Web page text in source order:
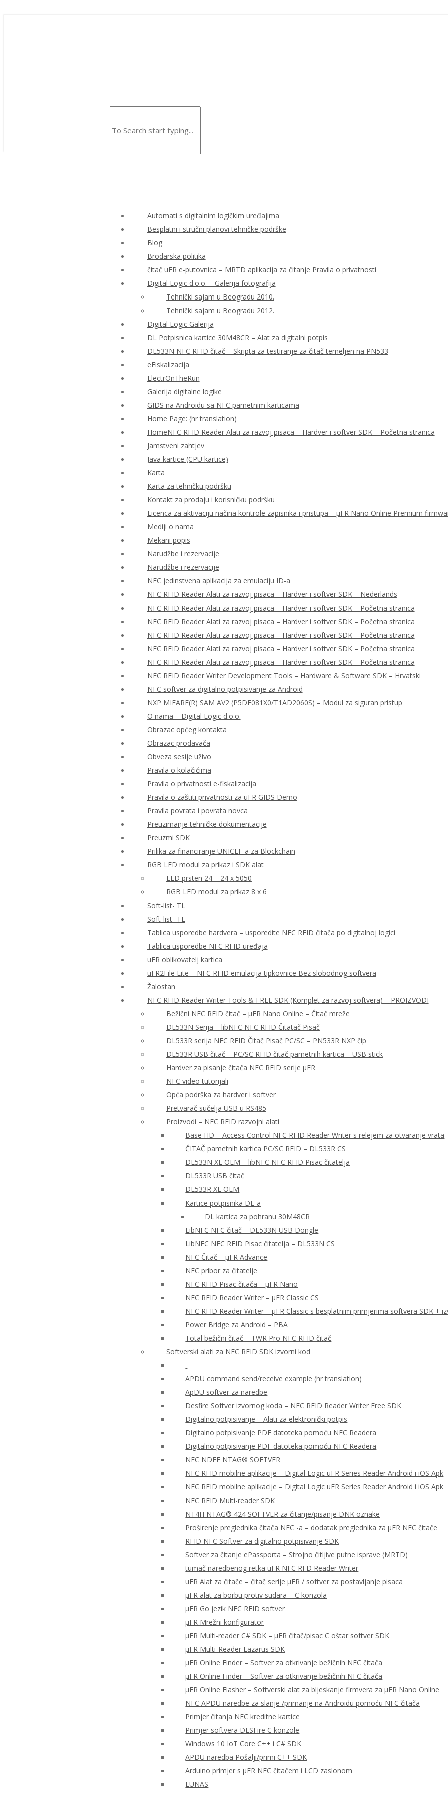
Automati s digitalnim logičkim uređajima
Besplatni i stručni planovi tehničke podrške
Blog
Brodarska politika
čitač uFR e-putovnica – MRTD aplikacija za čitanje Pravila o privatnosti
Digital Logic d.o.o. – Galerija fotografija
Tehnički sajam u Beogradu 2010.
Tehnički sajam u Beogradu 2012.
Digital Logic Galerija
DL Potpisnica kartice 30M48CR – Alat za digitalni potpis
DL533N NFC RFID čitač – Skripta za testiranje za čitač temeljen na PN533
eFiskalizacija
ElectrOnTheRun
Galerija digitalne logike
GIDS na Androidu sa NFC pametnim karticama
Home Page: (hr translation)
HomeNFC RFID Reader Alati za razvoj pisaca – Hardver i softver SDK – Početna stranica
Jamstveni zahtjev
Java kartice (CPU kartice)
Karta
Karta za tehničku podršku
Kontakt za prodaju i korisničku podršku
Licenca za aktivaciju načina kontrole zapisnika i pristupa – μFR Nano Online Premium
Mediji o nama
Mekani popis
Narudžbe i rezervacije
Narudžbe i rezervacije
NFC jedinstvena aplikacija za emulaciju ID-a
NFC RFID Reader Alati za razvoj pisaca – Hardver i softver SDK – Nederlands
NFC RFID Reader Alati za razvoj pisaca – Hardver i softver SDK – Početna stranica
NFC RFID Reader Alati za razvoj pisaca – Hardver i softver SDK – Početna stranica
NFC RFID Reader Alati za razvoj pisaca – Hardver i softver SDK – Početna stranica
NFC RFID Reader Alati za razvoj pisaca – Hardver i softver SDK – Početna stranica
NFC RFID Reader Alati za razvoj pisaca – Hardver i softver SDK – Početna stranica
NFC RFID Reader Writer Development Tools – Hardware & Software SDK – Hrvatski
NFC softver za digitalno potpisivanje za Android
NXP MIFARE(R) SAM AV2 (P5DF081X0/T1AD2060S) – Modul za siguran pristup
O nama – Digital Logic d.o.o.
Obrazac općeg kontakta
Obrazac prodavača
Obveza sesije uživo
Pravila o kolačićima
Pravila o privatnosti e-fiskalizacija
Pravila o zaštiti privatnosti za uFR GIDS Demo
Pravila povrata i povrata novca
Preuzimanje tehničke dokumentacije
Preuzmi SDK
Prilika za financiranje UNICEF-a za Blockchain
RGB LED modul za prikaz i SDK alat
LED prsten 24 – 24 x 5050
RGB LED modul za prikaz 8 x 6
Soft-list- TL
Soft-list- TL
Tablica usporedbe hardvera – usporedite NFC RFID čitača po digitalnoj logici
Tablica usporedbe NFC RFID uređaja
uFR oblikovatelj kartica
uFR2File Lite – NFC RFID emulacija tipkovnice Bez slobodnog softvera
Žalostan
NFC RFID Reader Writer Tools & FREE SDK (Komplet za razvoj softvera) – PROIZVODI
Bežični NFC RFID čitač – μFR Nano Online – Čitač mreže
DL533N Serija – libNFC NFC RFID Čitatač Pisač
DL533R serija NFC RFID Čitač Pisač PC/SC – PN533R NXP čip
DL533R USB čitač – PC/SC RFID čitač pametnih kartica – USB stick
Hardver za pisanje čitača NFC RFID serije μFR
NFC video tutorijali
Opća podrška za hardver i softver
Pretvarač sučelja USB u RS485
Proizvodi – NFC RFID razvojni alati
Base HD – Access Control NFC RFID Reader Writer s relejem za otvaranje vrata
ČITAČ pametnih kartica PC/SC RFID – DL533R CS
DL533N XL OEM – libNFC NFC RFID Pisac čitatelja
DL533R USB čitač
DL533R XL OEM
Kartice potpisnika DL-a
DL kartica za pohranu 30M48CR
LibNFC NFC čitač – DL533N USB Dongle
LibNFC NFC RFID Pisac čitatelja – DL533N CS
NFC Čitač – μFR Advance
NFC pribor za čitatelje
NFC RFID Pisac čitača – μFR Nano
NFC RFID Reader Writer – μFR Classic CS
NFC RFID Reader Writer – μFR Classic s besplatnim primjerima softvera SDK +
Power Bridge za Android – PBA
Total bežični čitač – TWR Pro NFC RFID čitač
Softverski alati za NFC RFID SDK izvorni kod
APDU command send/receive example (hr translation)
ApDU softver za naredbe
Desfire Softver izvornog koda – NFC RFID Reader Writer Free SDK
Digitalno potpisivanje – Alati za elektronički potpis
Digitalno potpisivanje PDF datoteka pomoću NFC Readera
Digitalno potpisivanje PDF datoteka pomoću NFC Readera
NFC NDEF NTAG® SOFTVER
NFC RFID mobilne aplikacije – Digital Logic uFR Series Reader Android i iOS Apk
NFC RFID mobilne aplikacije – Digital Logic uFR Series Reader Android i iOS Apk
NFC RFID Multi-reader SDK
NT4H NTAG® 424 SOFTVER za čitanje/pisanje DNK oznake
Proširenje preglednika čitača NFC -a – dodatak preglednika za μFR NFC čitače
RFID NFC Softver za digitalno potpisivanje SDK
Softver za čitanje ePassporta – Strojno čitljive putne isprave (MRTD)
tumač naredbenog retka uFR NFC RFD Reader Writer
uFR Alat za čitače – čitač serije μFR / softver za postavljanje pisaca
μFR alat za borbu protiv sudara – C konzola
μFR Go jezik NFC RFID softver
μFR Mrežni konfigurator
μFR Multi-reader C# SDK – μFR čitač/pisac C oštar softver SDK
μFR Multi-Reader Lazarus SDK
μFR Online Finder – Softver za otkrivanje bežičnih NFC čitača
μFR Online Finder – Softver za otkrivanje bežičnih NFC čitača
μFR Online Flasher – Softverski alat za bljeskanje firmvera za μFR Nano Online
NFC APDU naredbe za slanje /primanje na Androidu pomoću NFC čitača
Primjer čitanja NFC kreditne kartice
Primjer softvera DESFire C konzole
Windows 10 IoT Core C++ i C# SDK
APDU naredba Pošalji/primi C++ SDK
Arduino primjer s μFR NFC čitačem i LCD zaslonom
LUNAS